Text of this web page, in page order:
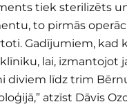
tiek sterilizēts
to pirmās
Gadījumiem, kad
lai, izmantojot
diviem līdz trim
atzīst Dāvis